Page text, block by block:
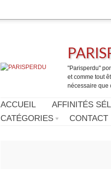
"Parisperdu"
et comme tout
nécessaire que
ACCUEIL AFFINITÉS
CATÉGORIES
CONTACT